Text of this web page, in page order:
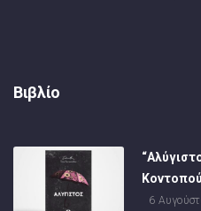
Βιβλίο
6